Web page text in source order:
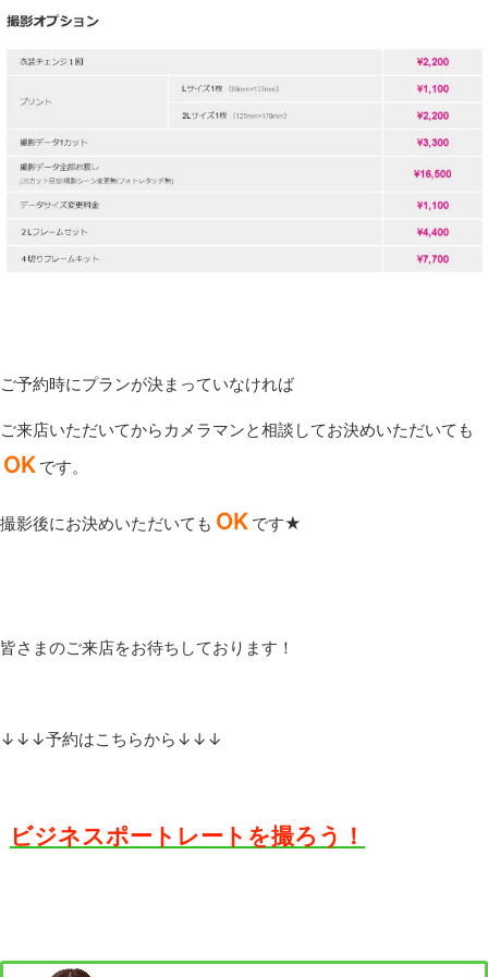
ご予約時にプランが決まっていなければ
ご来店いただいてからカメラマンと相談してお決めいただいても
OK です。
撮影後にお決めいただいても OK です★
皆さまのご来店をお待ちしております！
↓↓↓予約はこちらから↓↓↓
ビジネスポートレートを撮ろう！